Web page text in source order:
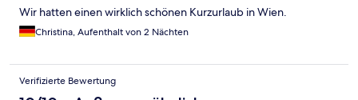
Wir hatten einen wirklich schönen Kurzurlaub in Wien.
Christina, Aufenthalt von 2 Nächten
Verifizierte Bewertung